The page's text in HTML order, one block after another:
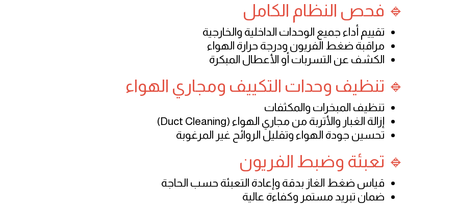
🔹 فحص النظام الكامل
تقييم أداء جميع الوحدات الداخلية والخارجية
مراقبة ضغط الفريون ودرجة حرارة الهواء
الكشف عن التسربات أو الأعطال المبكرة
🔹 تنظيف وحدات التكييف ومجاري الهواء
تنظيف المبخرات والمكثفات
إزالة الغبار والأتربة من مجاري الهواء (Duct Cleaning)
تحسين جودة الهواء وتقليل الروائح غير المرغوبة
🔹 تعبئة وضبط الفريون
قياس ضغط الغاز بدقة وإعادة التعبئة حسب الحاجة
ضمان تبريد مستمر وكفاءة عالية